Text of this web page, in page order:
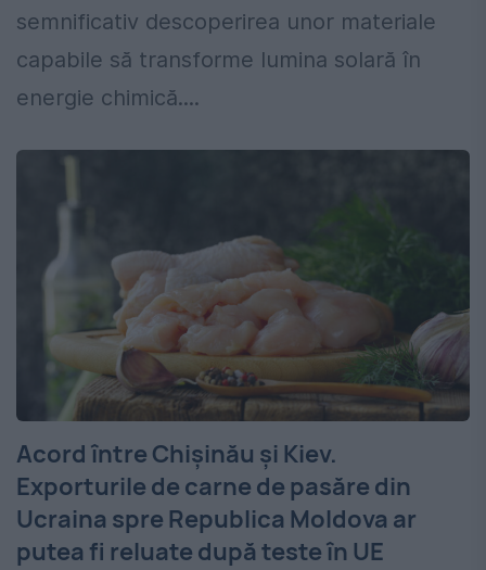
semnificativ descoperirea unor materiale
capabile să transforme lumina solară în
energie chimică....
Acord între Chișinău și Kiev.
Exporturile de carne de pasăre din
Ucraina spre Republica Moldova ar
putea fi reluate după teste în UE